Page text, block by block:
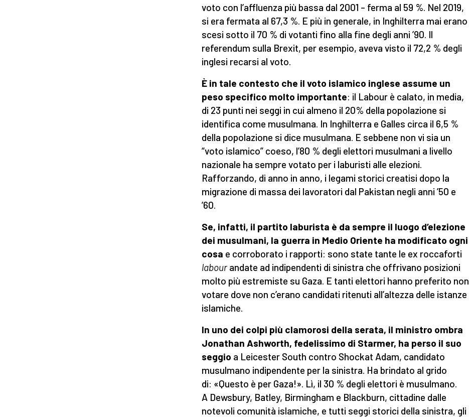
voto con l’affluenza più bassa dal 2001 – ferma al 59 %. Nel 2019,
si era fermata al 67,3 %. E più in generale, in Inghilterra mai erano
scesi sotto il 70 % di votanti fino alla fine degli anni ’90. Il
referendum sulla Brexit, per esempio, aveva visto il 72,2 % degli
inglesi recarsi al voto.
È in tale contesto che il voto islamico inglese assume un
peso specifico molto importante: il Labour è calato, in media,
di 23 punti nei seggi in cui almeno il 20% della popolazione si
identifica come musulmana. In Inghilterra e Galles circa il 6,5 %
della popolazione si dice musulmana. E sebbene non vi sia un
“voto islamico” coeso, l’80 % degli elettori musulmani a livello
nazionale ha sempre votato per i laburisti alle elezioni.
Rafforzando, di anno in anno, i legami storici creatisi dopo la
migrazione di massa dei lavoratori dal Pakistan negli anni ’50 e
’60.
Se, infatti, il partito laburista è da sempre il luogo d’elezione
dei musulmani, la guerra in Medio Oriente ha modificato ogni
cosa e corroborato i rapporti: sono state tante le ex roccaforti
labourandate ad indipendenti di sinistra che offrivano posizioni
molto più estremiste su Gaza. E tanti elettori hanno preferito non
votare dove non c’erano candidati ritenuti all’altezza delle istanze
islamiche.
In uno dei colpi più clamorosi della serata, il ministro ombra
Jonathan Ashworth, fedelissimo di Starmer, ha perso il suo
seggio a Leicester South contro Shockat Adam, candidato
musulmano indipendente per la sinistra. Ha brindato al grido
di: «Questo è per Gaza!». Lì, il 30 % degli elettori è musulmano.
A Dewsbury, Batley, Birmingham e Blackburn, cittadine dalle
notevoli comunità islamiche, e tutti seggi storici della sinistra, gli